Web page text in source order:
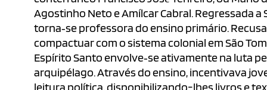
Agostinho Neto e Amílcar Cabral. Regressada a
torna‐se professora do ensino primário.
compactuar com o sistema colonial em São
Espírito Santo envolve‐se ativamente na luta
arquipélago. Através do ensino, incentivava
leitura política, disponibilizando-lhes livros e